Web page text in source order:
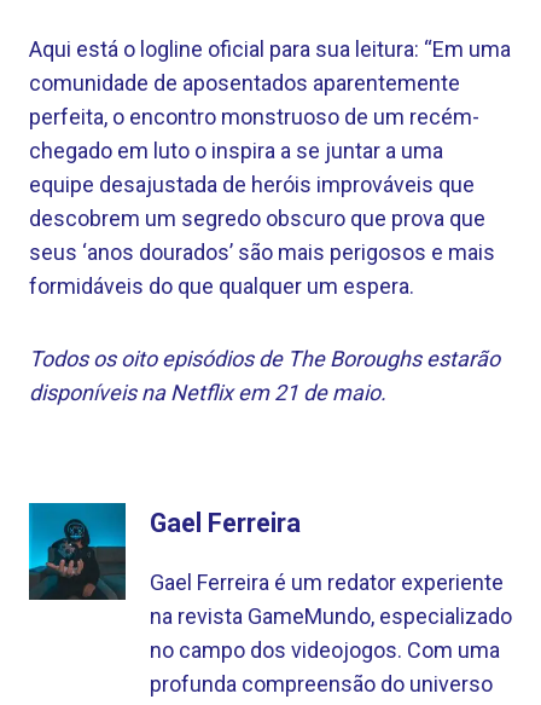
Aqui está o logline oficial para sua leitura: “Em uma
comunidade de aposentados aparentemente
perfeita, o encontro monstruoso de um recém-
chegado em luto o inspira a se juntar a uma
equipe desajustada de heróis improváveis ​​​​que
descobrem um segredo obscuro que prova que
seus ‘anos dourados’ são mais perigosos e mais
formidáveis ​​​​do que qualquer um espera.
Todos os oito episódios de The Boroughs estarão
disponíveis na Netflix em 21 de maio.
Gael Ferreira
Gael Ferreira é um redator experiente
na revista GameMundo, especializado
no campo dos videojogos. Com uma
profunda compreensão do universo